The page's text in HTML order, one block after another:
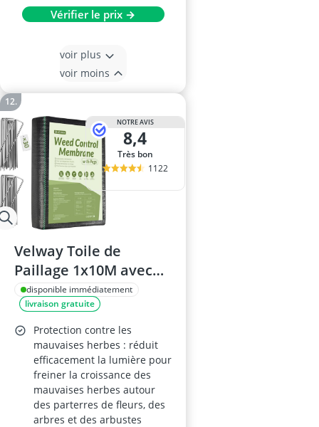
Vérifier le prix →
voir plus
voir moins
NOTRE AVIS
8,4
Très bon
1122
Velway Toile de
Paillage 1x10M avec
Piquets
disponible immédiatement
livraison gratuite
Protection contre les
mauvaises herbes : réduit
efficacement la lumière pour
freiner la croissance des
mauvaises herbes autour
des parterres de fleurs, des
arbres et des arbustes